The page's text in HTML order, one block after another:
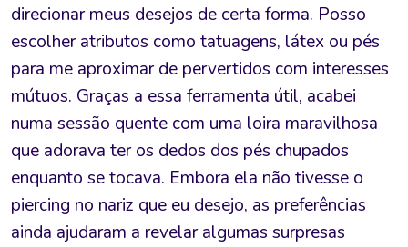
direcionar meus desejos de certa forma. Posso
escolher atributos como tatuagens, látex ou pés
para me aproximar de pervertidos com interesses
mútuos. Graças a essa ferramenta útil, acabei
numa sessão quente com uma loira maravilhosa
que adorava ter os dedos dos pés chupados
enquanto se tocava. Embora ela não tivesse o
piercing no nariz que eu desejo, as preferências
ainda ajudaram a revelar algumas surpresas